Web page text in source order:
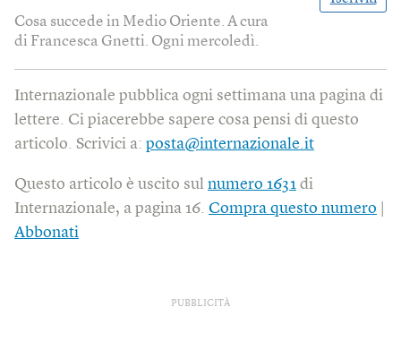
Cosa succede in Medio Oriente. A cura
di Francesca Gnetti. Ogni mercoledì.
Internazionale pubblica ogni settimana una pagina di
lettere. Ci piacerebbe sapere cosa pensi di questo
articolo. Scrivici a: posta@internazionale.it
Questo articolo è uscito sul numero 1631 di
Internazionale, a pagina 16. Compra questo numero
Abbonati
PUBBLICITÀ